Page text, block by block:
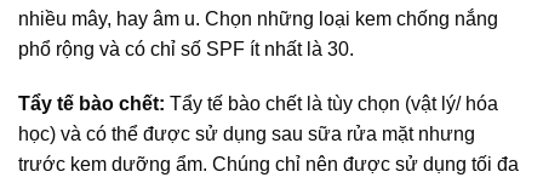
nhiều mây, hay âm u. Chọn những loại kem chống nắng
phổ rộng và có chỉ số SPF ít nhất là 30.
Tẩy tế bào chết: Tẩy tế bào chết là tùy chọn (vật lý/ hóa
học) và có thể được sử dụng sau sữa rửa mặt nhưng
trước kem dưỡng ẩm. Chúng chỉ nên được sử dụng tối đa